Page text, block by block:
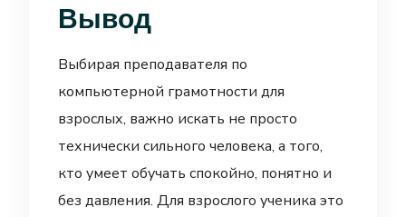
Вывод
Выбирая преподавателя по
компьютерной грамотности для
взрослых, важно искать не просто
технически сильного человека, а того,
кто умеет обучать спокойно, понятно и
без давления. Для взрослого ученика это